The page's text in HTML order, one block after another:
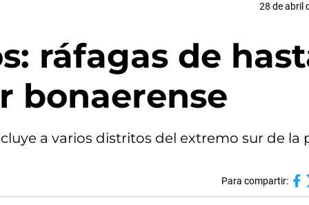
28 de abril
ráfagas de
bonaerense
a varios distritos del extremo sur de la
Para compartir: